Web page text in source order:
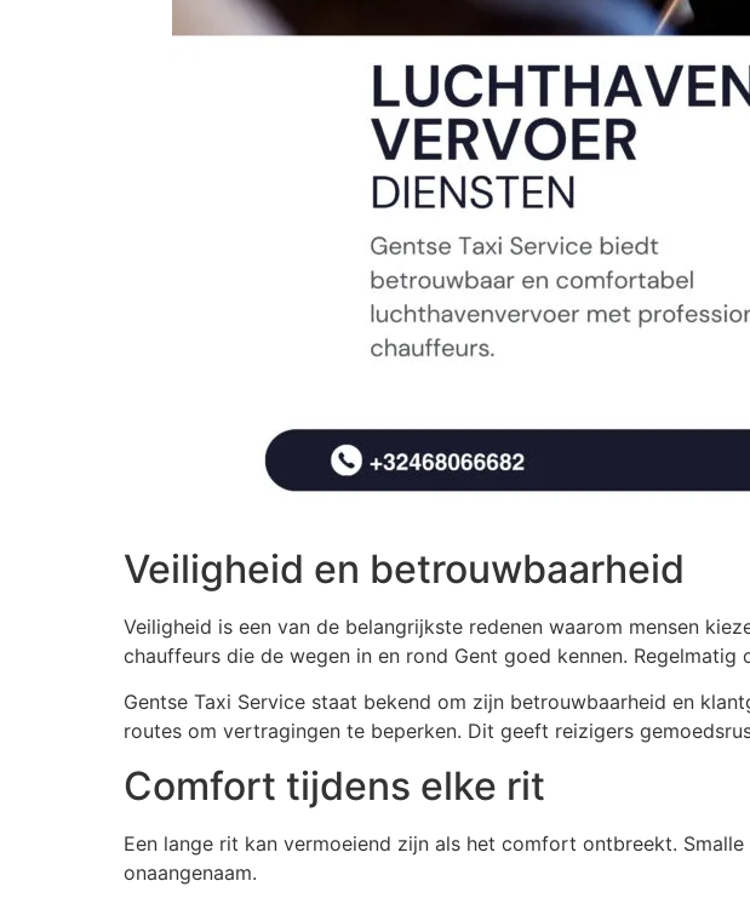
Veiligheid en betrouwbaarheid
Veiligheid is een van de belangrijkste redenen waarom mensen
chauffeurs die de wegen in en rond Gent goed kennen.
Gentse Taxi Service staat bekend om zijn betrouwbaarheid en
routes om vertragingen te beperken. Dit geeft reizigers
Comfort tijdens elke rit
Een lange rit kan vermoeiend zijn als het comfort ontbreekt.
onaangenaam.